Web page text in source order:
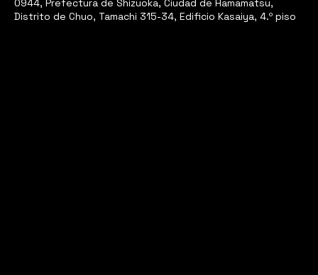
Distrito de Chuo, Tamachi 315-34, Edificio Kasaiya, 4.º piso